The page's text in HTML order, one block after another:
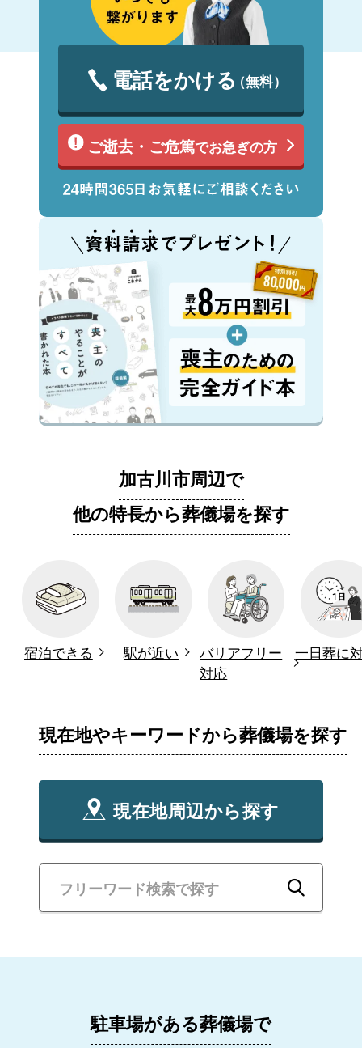
電話をかける（無料）
ご逝去・ご危篤でお急ぎの方
加古川市周辺で
他の特長から葬儀場を探す
宿泊できる 駅が近い
バリアフリー
対応
一日葬に
現在地やキーワードから葬儀場を探す
現在地周辺から探す
駐車場がある葬儀場で